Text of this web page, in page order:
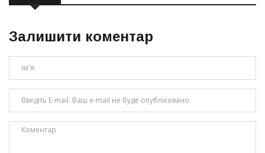
Залишити коментар